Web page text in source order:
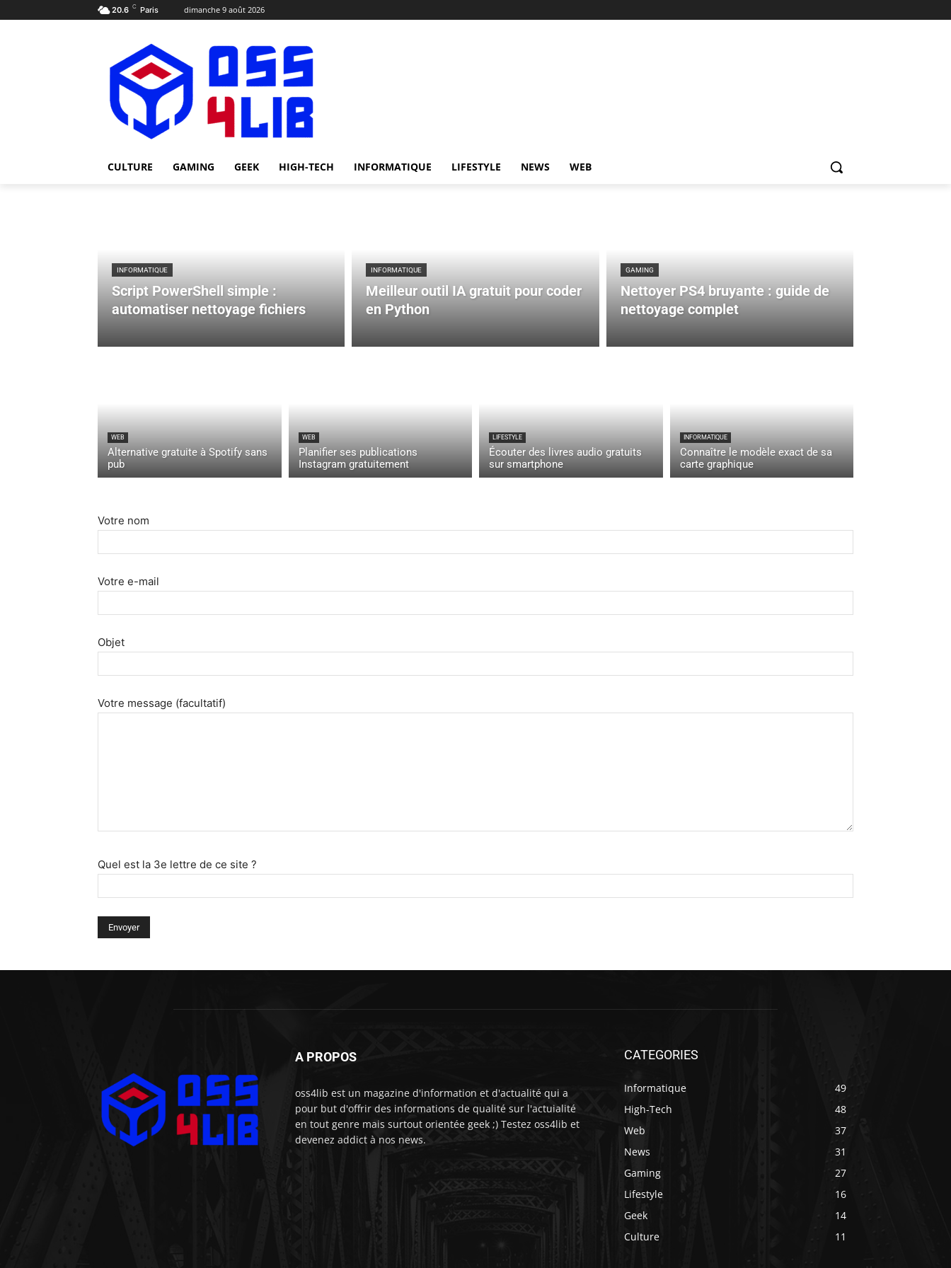
20.6 C Paris dimanche 9 août 2026
CULTURE GAMING GEEK HIGH-TECH INFORMATIQUE LIFESTYLE NEWS WEB
INFORMATIQUE
Script PowerShell simple :
automatiser nettoyage fichiers
INFORMATIQUE
Meilleur outil IA gratuit pour coder
en Python
GAMING
Nettoyer PS4 bruyante : guide de
nettoyage complet
WEB
Alternative gratuite à Spotify sans
pub
WEB
Planifier ses publications
Instagram gratuitement
LIFESTYLE
Écouter des livres audio gratuits
sur smartphone
INFORMATIQUE
Connaître le modèle exact de sa
carte graphique
Votre nom
Votre e-mail
Objet
Votre message (facultatif)
Quel est la 3e lettre de ce site ?
A PROPOS
oss4lib est un magazine d'information et d'actualité qui a
pour but d'offrir des informations de qualité sur l'actuialité
en tout genre mais surtout orientée geek ;) Testez oss4lib et
devenez addict à nos news.
CATEGORIES
Informatique
49
High-Tech
48
Web
37
News
31
Gaming
27
Lifestyle
16
Geek
14
Culture
11